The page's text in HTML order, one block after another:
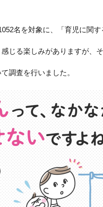
名を対象に、「育児に関
じる楽しみがありますが、
調査を行いました。